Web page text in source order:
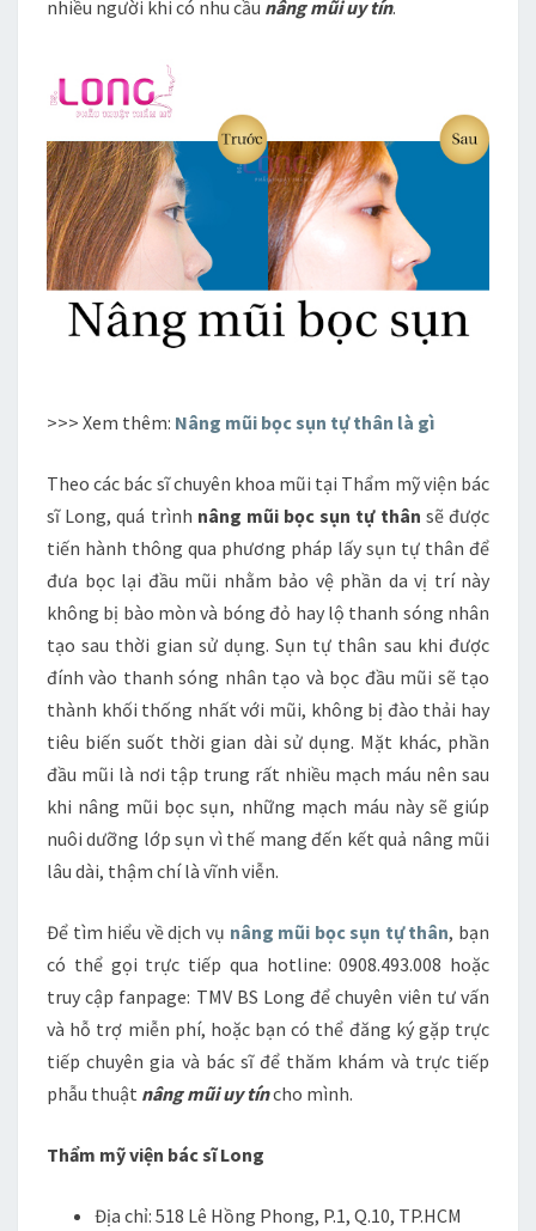
nhiều người khi có nhu cầu nâng mũi uy tín.
>>> Xem thêm: Nâng mũi bọc sụn tự thân là gì
Theo các bác sĩ chuyên khoa mũi tại Thẩm mỹ viện bác
sĩ Long, quá trình nâng mũi bọc sụn tự thân sẽ được
tiến hành thông qua phương pháp lấy sụn tự thân để
đưa bọc lại đầu mũi nhằm bảo vệ phần da vị trí này
không bị bào mòn và bóng đỏ hay lộ thanh sóng nhân
tạo sau thời gian sử dụng. Sụn tự thân sau khi được
đính vào thanh sóng nhân tạo và bọc đầu mũi sẽ tạo
thành khối thống nhất với mũi, không bị đào thải hay
tiêu biến suốt thời gian dài sử dụng. Mặt khác, phần
đầu mũi là nơi tập trung rất nhiều mạch máu nên sau
khi nâng mũi bọc sụn, những mạch máu này sẽ giúp
nuôi dưỡng lớp sụn vì thế mang đến kết quả nâng mũi
lâu dài, thậm chí là vĩnh viễn.
Để tìm hiểu về dịch vụ nâng mũi bọc sụn tự thân, bạn
có thể gọi trực tiếp qua hotline: 0908.493.008 hoặc
truy cập fanpage: TMV BS Long để chuyên viên tư vấn
và hỗ trợ miễn phí, hoặc bạn có thể đăng ký gặp trực
tiếp chuyên gia và bác sĩ để thăm khám và trực tiếp
phẫu thuật nâng mũi uy tíncho mình.
Thẩm mỹ viện bác sĩ Long
Địa chỉ: 518 Lê Hồng Phong, P.1, Q.10, TP.HCM